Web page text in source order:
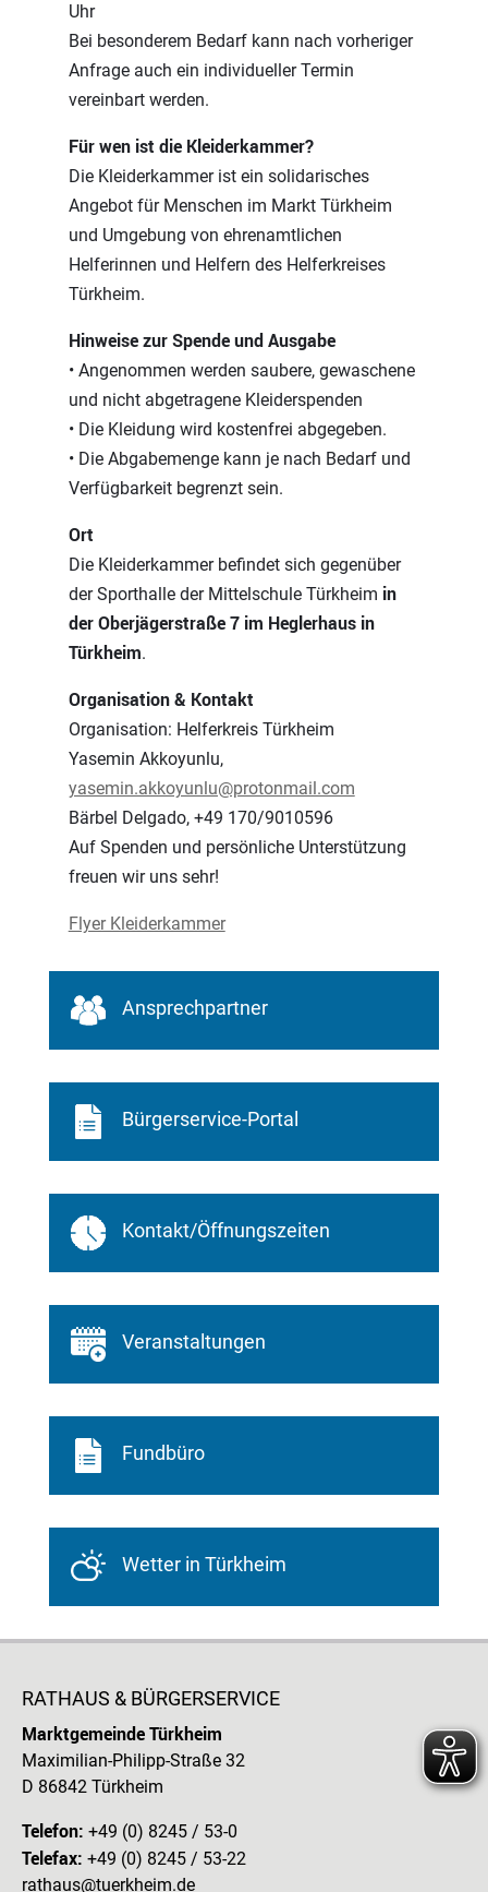
Uhr
Bei besonderem Bedarf kann nach vorheriger
Anfrage auch ein individueller Termin
vereinbart werden.
Für wen ist die Kleiderkammer?
Die Kleiderkammer ist ein solidarisches
Angebot für Menschen im Markt Türkheim
und Umgebung von ehrenamtlichen
Helferinnen und Helfern des Helferkreises
Türkheim.
Hinweise zur Spende und Ausgabe
• Angenommen werden saubere, gewaschene
und nicht abgetragene Kleiderspenden
• Die Kleidung wird kostenfrei abgegeben.
• Die Abgabemenge kann je nach Bedarf und
Verfügbarkeit begrenzt sein.
Ort
Die Kleiderkammer befindet sich gegenüber
der Sporthalle der Mittelschule Türkheim in
der Oberjägerstraße 7 im Heglerhaus in
Türkheim.
Organisation & Kontakt
Organisation: Helferkreis Türkheim
Yasemin Akkoyunlu,
yasemin.akkoyunlu@protonmail.com
Bärbel Delgado, +49 170/9010596
Auf Spenden und persönliche Unterstützung
freuen wir uns sehr!
Flyer Kleiderkammer
Ansprechpartner
Bürgerservice-Portal
Kontakt/Öffnungszeiten
Veranstaltungen
Fundbüro
Wetter in Türkheim
RATHAUS & BÜRGERSERVICE
Marktgemeinde Türkheim
Maximilian-Philipp-Straße 32
D 86842 Türkheim
Telefon: +49 (0) 8245 / 53-0
Telefax: +49 (0) 8245 / 53-22
rathaus@tuerkheim.de